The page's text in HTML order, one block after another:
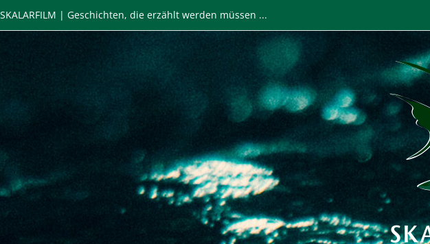
Inhalt
springen
SKALARFILM | Geschichten, die erzählt werden müssen ...